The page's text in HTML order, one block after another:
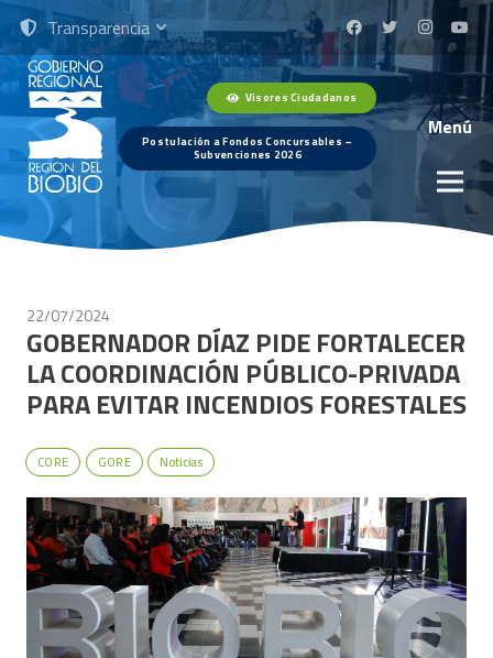
Transparencia
Visores Ciudadanos
Postulación a Fondos Concursables –
Subvenciones 2026
Menú
22/07/2024
GOBERNADOR DÍAZ PIDE FORTALECER
LA COORDINACIÓN PÚBLICO-PRIVADA
PARA EVITAR INCENDIOS FORESTALES
CORE GORE Noticias